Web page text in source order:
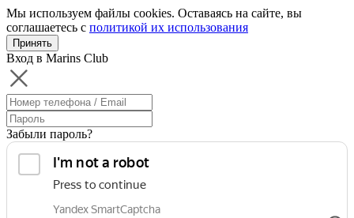
Мы используем файлы cookies. Оставаясь на сайте, вы
соглашаетесь с политикой их использования
Принять
Вход в Marins Club
Забыли пароль?